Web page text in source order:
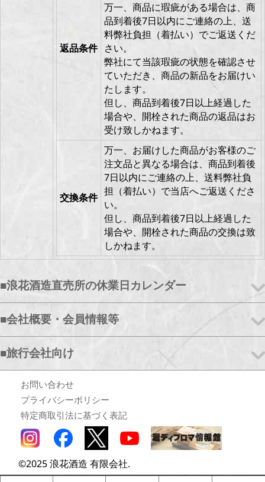
返品条件
万一、商品に瑕疵がある場合は、商
品到着後7日以内にご連絡の上、送
料弊社負担（着払い）でご返送くだ
さい。
弊社にて当該瑕疵の状態を確認させ
ていただき、商品の新品をお届けい
たします。
但し、商品到着後7日以上経過した
場合や、開栓された商品の返品はお
受け致しかねます。
交換条件
万一、お届けした商品がお客様のご
注文品と異なる場合は、商品到着後
7日以内にご連絡の上、送料弊社負
担（着払い）で当店へご返送くださ
い。
但し、商品到着後7日以上経過した
場合や、開栓された商品の交換は致
しかねます。
■浪花酒造直売所の休業日カレンダー
■会社概要・会員情報等
■旅行会社向け
お問い合わせ
プライバシーポリシー
特定商取引法に基づく表記
©2025 浪花酒造 有限会社.